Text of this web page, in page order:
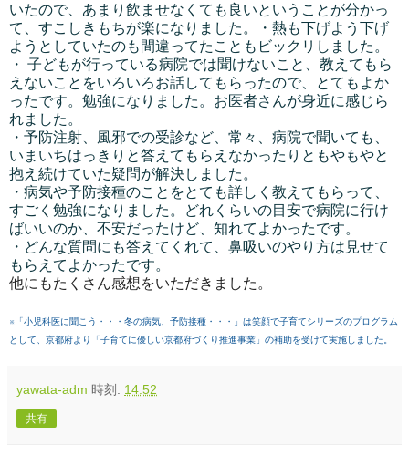
いたので、あまり飲ませなくても良いということが分かっ
て、すこしきもちが楽になりました。・熱も下げよう下げ
ようとしていたのも間違ってたこともビックリしました。
・ 子どもが行っている病院では聞けないこと、教えてもら
えないことをいろいろお話してもらったので、とてもよか
ったです。勉強になりました。お医者さんが身近に感じら
れました。
・予防注射、風邪での受診など、常々、病院で聞いても、
いまいちはっきりと答えてもらえなかったりともやもやと
抱え続けていた疑問が解決しました。
・病気や予防接種のことをとても詳しく教えてもらって、
すごく勉強になりました。どれくらいの目安で病院に行け
ばいいのか、不安だったけど、知れてよかったです。
・どんな質問にも答えてくれて、鼻吸いのやり方は見せて
もらえてよかったです。
他にもたくさん感想をいただきました。
※「小児科医に聞こう・・・冬の病気、予防接種・・・」は笑顔で子育てシリーズのプログラム
として、京都府より「子育てに優しい京都府づくり推進事業」の補助を受けて実施しました。
yawata-adm 時刻: 14:52
共有